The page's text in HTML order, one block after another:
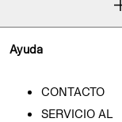
Ayuda
CONTACTO
SERVICIO AL